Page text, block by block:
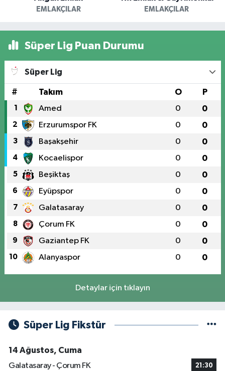
EMLAKÇILAR EMLAKÇILAR
Süper Lig Puan Durumu
Süper Lig
# Takım O P
1 Amed 0 0
2 Erzurumspor FK 0 0
3 Başakşehir 0 0
4 Kocaelispor 0 0
5 Beşiktaş 0 0
6 Eyüpspor 0 0
7 Galatasaray 0 0
8 Çorum FK 0 0
9 Gaziantep FK 0 0
10 Alanyaspor 0 0
Detaylar için tıklayın
Süper Lig Fikstür
14 Ağustos, Cuma
Galatasaray - Çorum FK
21:30